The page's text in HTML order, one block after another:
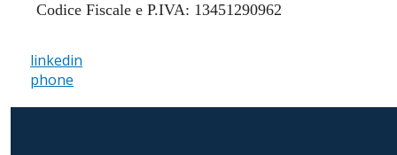
Codice Fiscale e P.IVA: 13451290962
linkedin
phone